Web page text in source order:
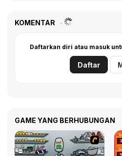
KOMENTAR
Daftarkan diri atau masuk
Daftar
GAME YANG BERHUBUNGAN